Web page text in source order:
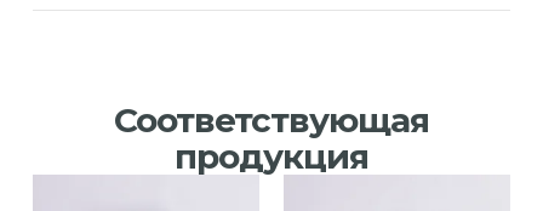
Соответствующая
продукция